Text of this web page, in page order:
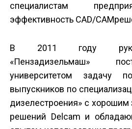
специалистам
эффективность CAD/
В 2011 году
«Пензадизельмаш»
университетом задачу
выпускников по
дизелестроения» с
решений Delcam и